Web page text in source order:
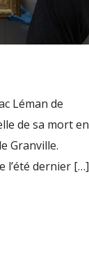
Léman de
de sa mort en
Granville.
l’été dernier […]